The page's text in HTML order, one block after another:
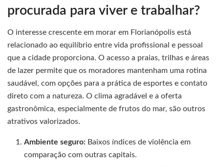
procurada para viver e trabalhar?
O interesse crescente em morar em Florianópolis está
relacionado ao equilíbrio entre vida profissional e pessoal
que a cidade proporciona. O acesso a praias, trilhas e áreas
de lazer permite que os moradores mantenham uma rotina
saudável, com opções para a prática de esportes e contato
direto com a natureza. O clima agradável e a oferta
gastronômica, especialmente de frutos do mar, são outros
atrativos valorizados.
Ambiente seguro: Baixos índices de violência em
comparação com outras capitais.